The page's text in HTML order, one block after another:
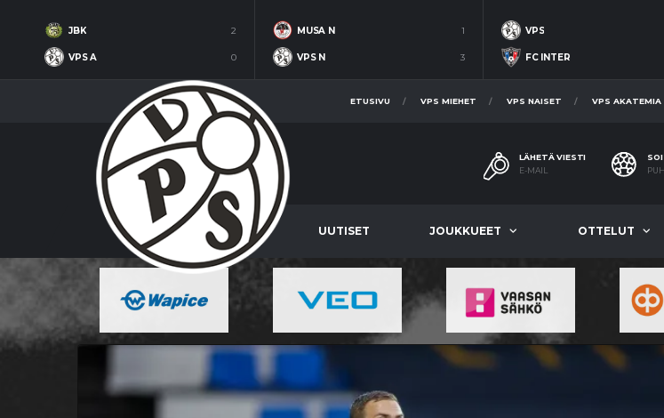
JBK 2
VPS A 0
MUSA N 1
VPS N 3
VPS
FC INTER
ETUSIVU VPS MIEHET VPS NAISET VPS AKATEMIA
LÄHETÄ VIESTI
E-MAIL
UUTISET JOUKKUEET OTTELUT